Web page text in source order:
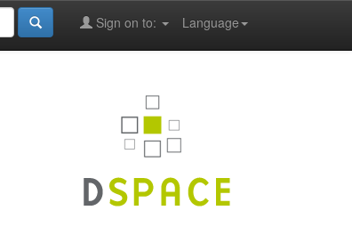
Language
Sign on to: